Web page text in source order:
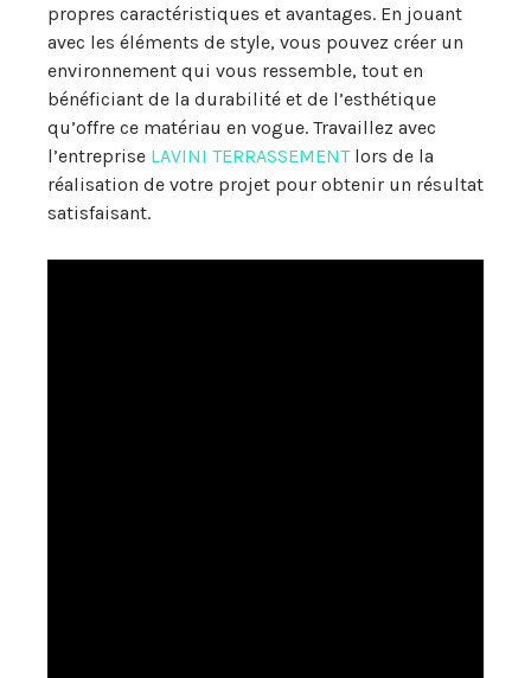
propres caractéristiques et avantages. En jouant
avec les éléments de style, vous pouvez créer un
environnement qui vous ressemble, tout en
bénéficiant de la durabilité et de l’esthétique
qu’offre ce matériau en vogue. Travaillez avec
l’entreprise LAVINI TERRASSEMENTlors de la
réalisation de votre projet pour obtenir un résultat
satisfaisant.